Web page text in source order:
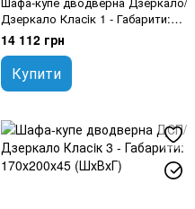
Дзеркало Класiк 1 - Габарити:
170х200х45 (ШхВхГ), Шухлядки:
Так
14 112 грн
Купити